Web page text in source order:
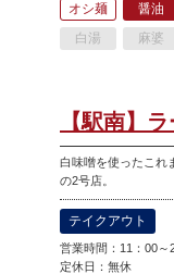
オシ麺 醤油
白湯
麻婆
【駅南】
白味噌を使ったこれ
の2号店。
テイクアウト
営業時間：11：00～
定休日：無休